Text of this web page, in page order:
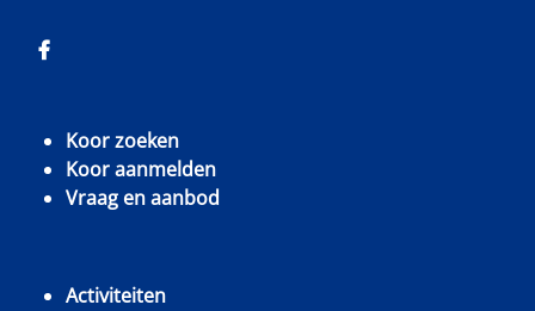
Koor zoeken
Koor aanmelden
Vraag en aanbod
Activiteiten